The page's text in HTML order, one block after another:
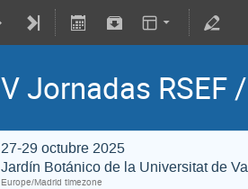
V Jornadas RSEF
27-29 octubre 2025
Jardín Botánico de la Universitat de
Europe/Madrid timezone